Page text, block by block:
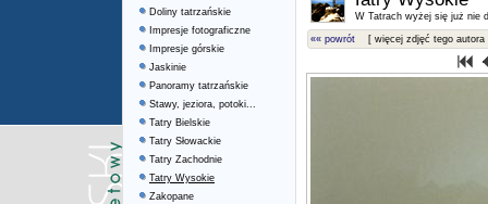
Doliny tatrzańskie
Impresje fotograficzne
Impresje górskie
Jaskinie
Panoramy tatrzańskie
Stawy, jeziora, potoki...
Tatry Bielskie
Tatry Słowackie
Tatry Zachodnie
Tatry Wysokie
Zakopane
W Tatrach wyżej się już nie
«« powrót [ więcej zdjęć tego autora